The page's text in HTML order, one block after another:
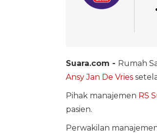
Suara.com - Rumah
Ansy Jan De Vries
Pihak manajemen RS
pasien.
Perwakilan